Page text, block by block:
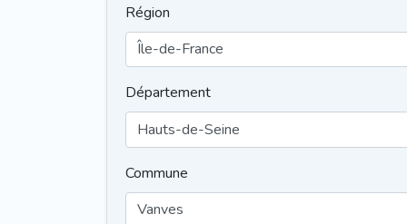
Région
Département
Commune